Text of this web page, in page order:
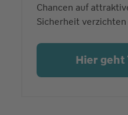
Chancen auf
Sicherheit
Hier